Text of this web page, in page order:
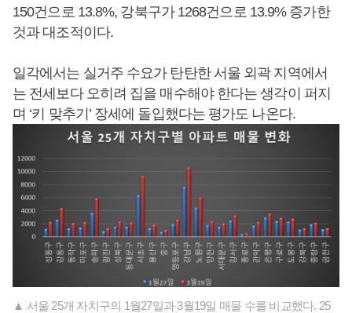
150건으로 13.8%, 강북구가 1268건으로 13.9% 증가한
것과 대조적이다.
일각에서는 실거주 수요가 탄탄한 서울 외곽 지역에서
는 전세보다 오히려 집을 매수해야 한다는 생각이 퍼지
며 ‘키 맞추기’ 장세에 돌입했다는 평가도 나온다.
▲ 서울 25개 자치구의 1월27일과 3월19일 매물 수를 비교했다. 25